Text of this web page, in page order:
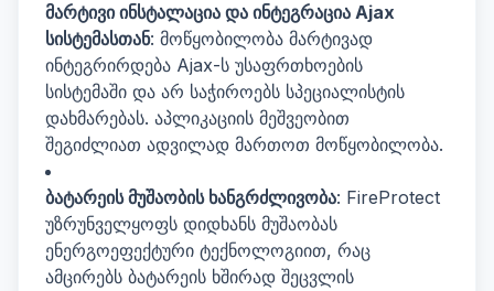
მარტივი ინსტალაცია და ინტეგრაცია Ajax
სისტემასთან: მოწყობილობა მარტივად
ინტეგრირდება Ajax-ს უსაფრთხოების
სისტემაში და არ საჭიროებს სპეციალისტის
დახმარებას. აპლიკაციის მეშვეობით
შეგიძლიათ ადვილად მართოთ მოწყობილობა.
ბატარეის მუშაობის ხანგრძლივობა: FireProtect
უზრუნველყოფს დიდხანს მუშაობას
ენერგოეფექტური ტექნოლოგიით, რაც
ამცირებს ბატარეის ხშირად შეცვლის